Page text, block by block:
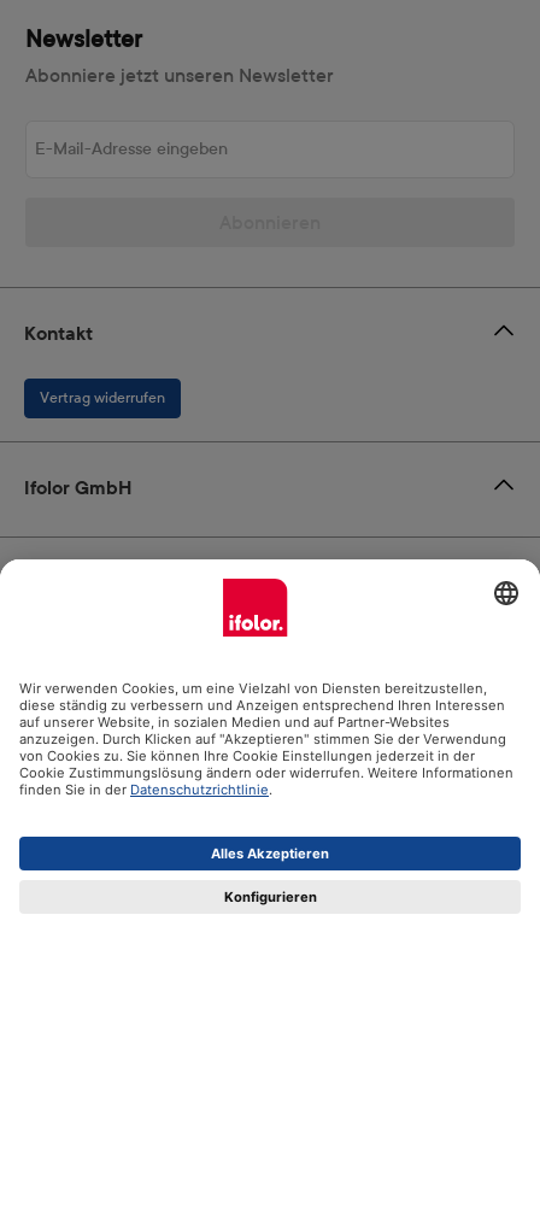
Newsletter
Abonniere jetzt unseren Newsletter
Zertifikate
Kontakt
Vertrag widerrufen
Ifolor GmbH
Hilfe
Versandpartner